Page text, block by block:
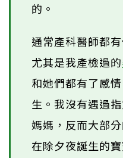
的。
通常產科醫師都
尤其是我產檢過的
和她們都有了感
生。我沒有遇過
媽媽，反而大部
在除夕夜誕生的